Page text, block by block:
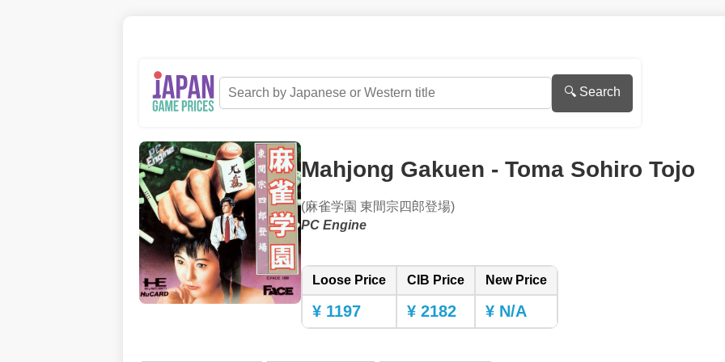
🔍 Search
Mahjong Gakuen - Toma Sohiro Tojo
(麻雀学園 東間宗四郎登場)
PC Engine
Loose Price CIB Price New Price
¥ 1197 ¥ 2182 ¥ N/A